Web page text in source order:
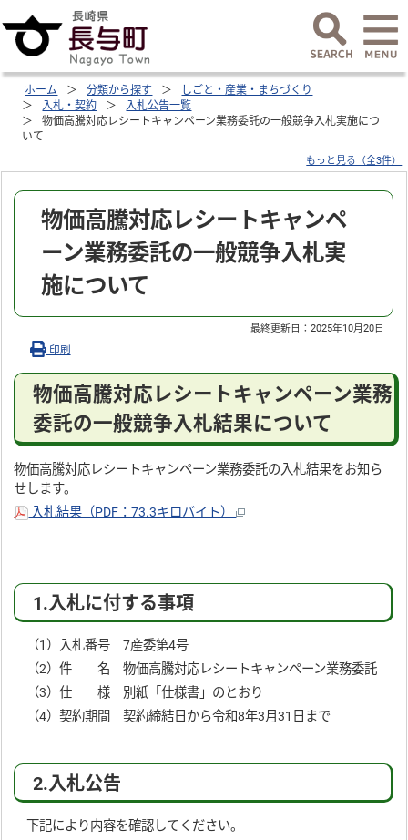
ホーム 分類から探す
しごと・産業・まちづくり
入札・契約
入札公告一覧
物価高騰対応レシートキャンペーン業務委託の一般競争入札実施につ
いて
もっと見る（全3件）
物価高騰対応レシートキャンペ
ーン業務委託の一般競争入札実
施について
最終更新日：2025年10月20日
印刷
物価高騰対応レシートキャンペーン業務
委託の一般競争入札結果について
物価高騰対応レシートキャンペーン業務委託の入札結果をお知ら
せします。
入札結果（PDF：73.3キロバイト）
1.入札に付する事項
（1）入札番号 7産委第4号
（2）件 名 物価高騰対応レシートキャンペーン業務委託
（3）仕 様 別紙「仕様書」のとおり
（4）契約期間 契約締結日から令和8年3月31日まで
2.入札公告
下記により内容を確認してください。